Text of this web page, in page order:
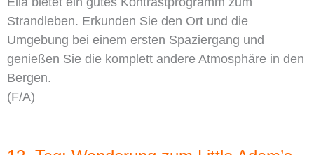
Strandleben. Erkunden Sie den Ort und die
Umgebung bei einem ersten Spaziergang und
genießen Sie die komplett andere Atmosphäre in den
Bergen.
(F/A)